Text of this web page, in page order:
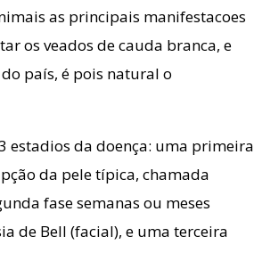
as principais manifestacoes
os veados de cauda branca, e
país, é pois natural o
estadios da doença: uma primeira
da pele típica, chamada
fase semanas ou meses
de Bell (facial), e uma terceira